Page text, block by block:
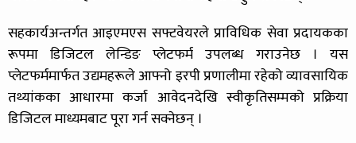
सहकार्यअन्तर्गत आइएमएस सफ्टवेयरले प्राविधिक सेवा प्रदायकका
रूपमा डिजिटल लेन्डिङ प्लेटफर्म उपलब्ध गराउनेछ । यस
प्लेटफर्ममार्फत उद्यमहरूले आफ्नो इरपी प्रणालीमा रहेको व्यावसायिक
तथ्यांकका आधारमा कर्जा आवेदनदेखि स्वीकृतिसम्मको प्रक्रिया
डिजिटल माध्यमबाट पूरा गर्न सक्नेछन् ।